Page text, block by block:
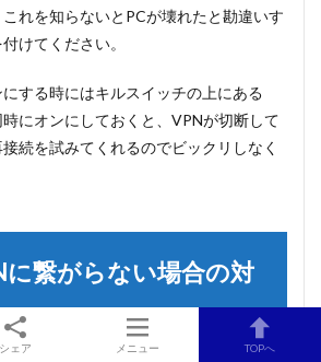
れを知らないとPCが壊れたと勘違いす
けてください。
する時にはキルスイッチの上にある
時にオンにしておくと、VPNが切断して
続を試みてくれるのでビックリしなく
繋がらない場合の対
シェア メニュー TOPへ